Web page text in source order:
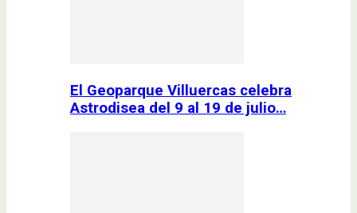
El Geoparque Villuercas celebra
Astrodisea del 9 al 19 de julio…